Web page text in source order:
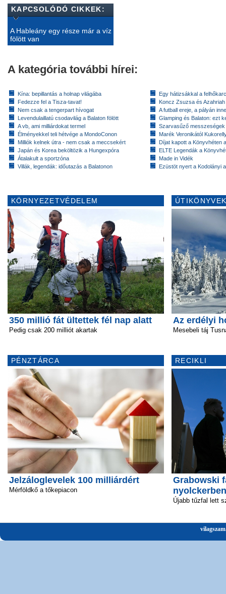
KAPCSOLÓDÓ CIKKEK:
A Hableány egy része már a víz
fölött van
A kategória további hírei:
Kína: bepillantás a holnap világába
Fedezze fel a Tisza-tavat!
Nem csak a tengerpart hívogat
Levendulaillatú csodavilág a Balaton fölött
A vb, ami milliárdokat termel
Élményekkel teli hétvége a MondoConon
Milliók kelnek útra - nem csak a meccsekért
Japán és Korea beköltözik a Hungexpóra
Átalakult a sportzóna
Villák, legendák: időutazás a Balatonon
Egy hátizsákkal a
Koncz Zsuzsa és
A futball ereje, a pályán
Glamping és Balaton: ezt
Szarvasűző messzeségek
Marék Veronikától
Díjat kapott a Könyvhéten
ELTE Legendák a
Made in Vidék
Ezüstöt nyert a Kodolányi
KÖRNYEZETVÉDELEM
350 millió fát ültettek fél nap alatt
Pedig csak 200 milliót akartak
PÉNZTÁRCA
Jelzáloglevelek 100 milliárdért
Mérföldkő a tőkepiacon
Az erdélyi
Mesebeli táj
RECIKLI
Grabowski
nyolckerben
Újabb tűzfal lett